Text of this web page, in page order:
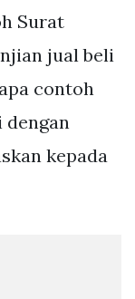
Surat
jual beli
contoh
kepada